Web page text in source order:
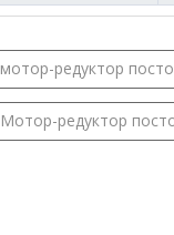
мотор-редуктор
Мотор-редуктор